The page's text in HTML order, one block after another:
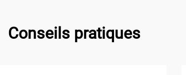
Conseils pratiques